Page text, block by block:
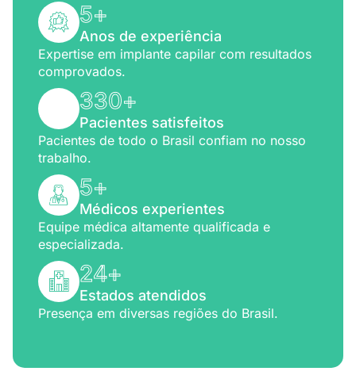
5+
Anos de experiência
Expertise em implante capilar com resultados
comprovados.
330+
Pacientes satisfeitos
Pacientes de todo o Brasil confiam no nosso
trabalho.
5+
Médicos experientes
Equipe médica altamente qualificada e
especializada.
24+
Estados atendidos
Presença em diversas regiões do Brasil.